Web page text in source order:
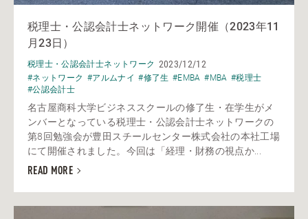
税理士・公認会計士ネットワーク開催（2023年11
月23日）
税理士・公認会計士ネットワーク 2023/12/12
#ネットワーク #アルムナイ #修了生 #EMBA #MBA #税理士
#公認会計士
名古屋商科大学ビジネススクールの修了生・在学生がメ
ンバーとなっている税理士・公認会計士ネットワークの
第8回勉強会が豊田スチールセンター株式会社の本社工場
にて開催されました。今回は「経理・財務の視点か...
READ MORE